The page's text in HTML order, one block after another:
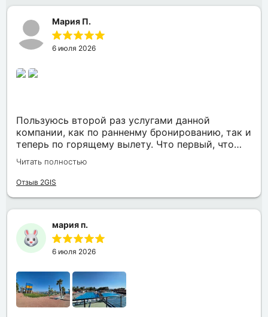
Мария П.
6 июля 2026
Пользуюсь второй раз услугами данной
компании, как по ранненму бронированию, так и
теперь по горящему вылету. Что первый, что
второй раз путёвки подобраны под наши
индивидуальные запросы идеально. Работаем с
менеджером Анной Макеевой, всегда на связи,
Читать полностью
Отзыв 2GIS
мария п.
6 июля 2026